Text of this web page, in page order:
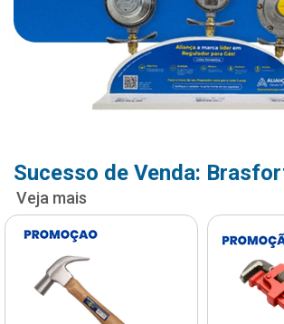
Sucesso de Venda:
Veja mais